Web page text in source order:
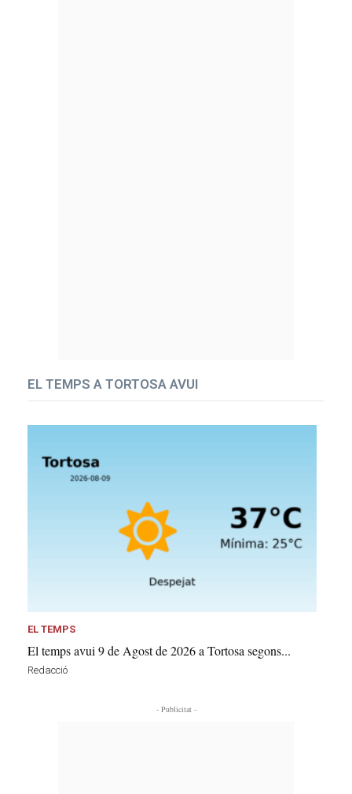
EL TEMPS A TORTOSA AVUI
EL TEMPS
El temps avui 9 de Agost de 2026 a Tortosa segons...
Redacció
- Publicitat -